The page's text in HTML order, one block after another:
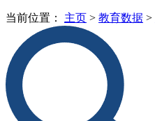
当前位置： 主页 > 教育数据 >